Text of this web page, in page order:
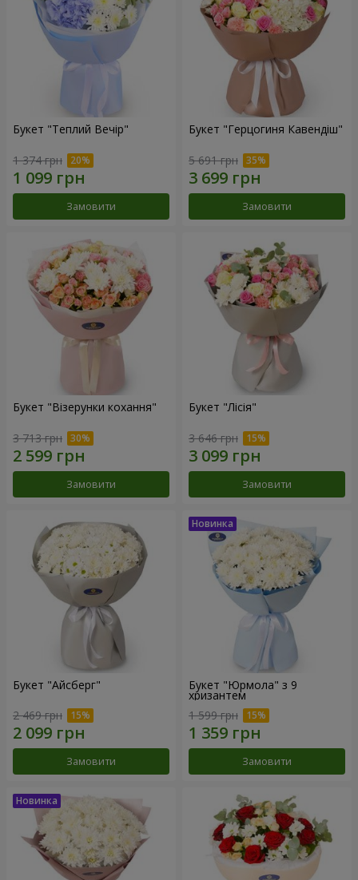
Букет "Теплий Вечір"
1 374 грн
Замовити
Букет "Герцогиня Кавендіш"
5 691 грн
Замовити
Букет "Візерунки кохання"
3 713 грн
Замовити
Букет "Лісія"
3 646 грн
Замовити
Букет "Айсберг"
2 469 грн
Замовити
Букет "Юрмола" з 9
хризантем
1 599 грн
Замовити